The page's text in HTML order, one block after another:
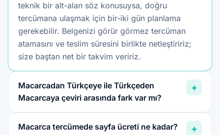
teknik bir alt-alan söz konusuysa, doğru
tercümana ulaşmak için bir-iki gün planlama
gerekebilir. Belgenizi görür görmez tercüman
atamasını ve teslim süresini birlikte netleştiririz;
size baştan net bir takvim veririz.
Macarcadan Türkçeye ile Türkçeden
Macarcaya çeviri arasında fark var mı?
+
Macarca tercümede sayfa ücreti ne kadar? +